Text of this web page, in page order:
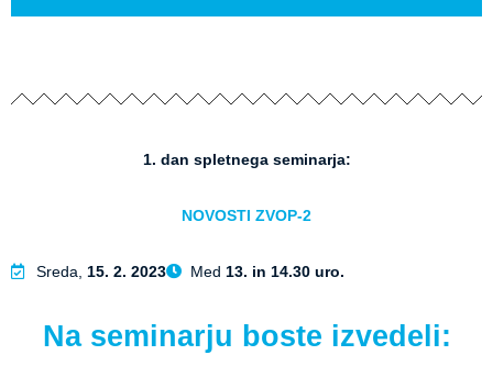
1. dan spletnega seminarja:
NOVOSTI ZVOP-2
Sreda, 15. 2. 2023 Med 13. in 14.30 uro.
Na seminarju boste izvedeli: